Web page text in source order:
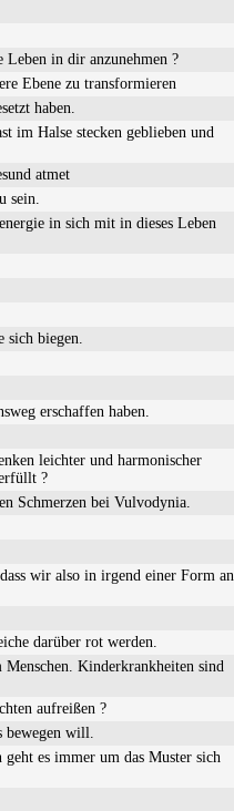
in dir anzunehmen ?
Ebene zu transformieren
haben.
im Halse stecken geblieben und
atmet
sein.
in sich mit in dieses Leben
sich biegen.
erschaffen haben.
leichter und harmonischer
?
Schmerzen bei Vulvodynia.
wir also in irgend einer Form an
darüber rot werden.
Kinderkrankheiten sind
aufreißen ?
will.
es immer um das Muster sich